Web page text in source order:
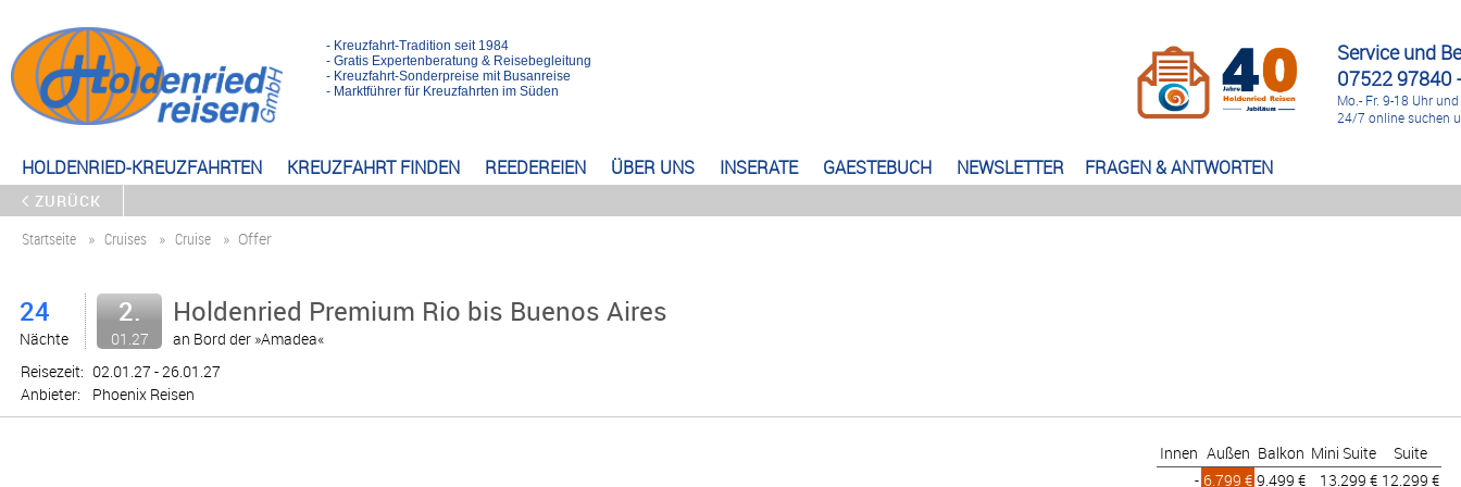
HOLDENRIED-KREUZFAHRTEN KREUZFAHRT FINDEN REEDEREIEN ÜBER UNS INSERATE GAESTEBUCH NEWSLETTER FRAGEN & ANTWORTEN
Service und
07522 97840
Mo.- Fr. 9-18 Uhr
24/7 online suchen
- Kreuzfahrt-Tradition seit 1984
- Gratis Expertenberatung & Reisebegleitung
- Kreuzfahrt-Sonderpreise mit Busanreise
- Marktführer für Kreuzfahrten im Süden
ZURÜCK
Startseite
Cruises Cruise Offer
24
Nächte
2.
01.27
Holdenried Premium Rio bis Buenos Aires
an Bord der »Amadea«
Reisezeit: 02.01.27 - 26.01.27
Anbieter:
Phoenix Reisen
Innen Außen Balkon Mini Suite
Suite
- 6.799 € 9.499 € 13.299 € 12.299 €